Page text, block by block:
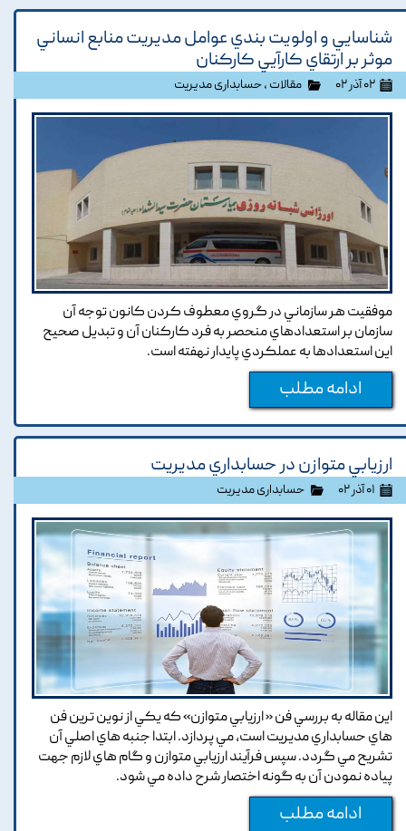
شناسايي و اولويت بندي عوامل مديريت منابع انساني
موثر بر ارتقاي کارآيي کارکنان
۰۲ آذر ۰۲ مقالات ،حسابداری مدیریت
موفقيت هر سازماني در گروي معطوف کردن کانون توجه آن
سازمان بر استعدادهاي منحصر به فرد کارکنان آن و تبديل صحيح
اين استعدادها به عملکردي پايدار نهفته است.
ادامه مطلب
ارزيابي متوازن در حسابداري مديريت
۰۱ آذر ۰۲ حسابداری مدیریت
اين مقاله به بررسي فن « ارزيابي متوازن» که يکي از نوين ترين فن
هاي حسابداري مديريت است, مي پردازد. ابتدا جنبه هاي اصلي آن
تشريح مي گردد. سپس فرآيند ارزيابي متوازن و گام هاي لازم جهت
پياده نمودن آن به گونه اختصار شرح داده مي شود.
ادامه مطلب